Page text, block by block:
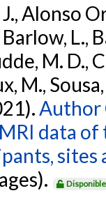
Alonso
L.,
M. D.,
M.,
Author
data
Disponible